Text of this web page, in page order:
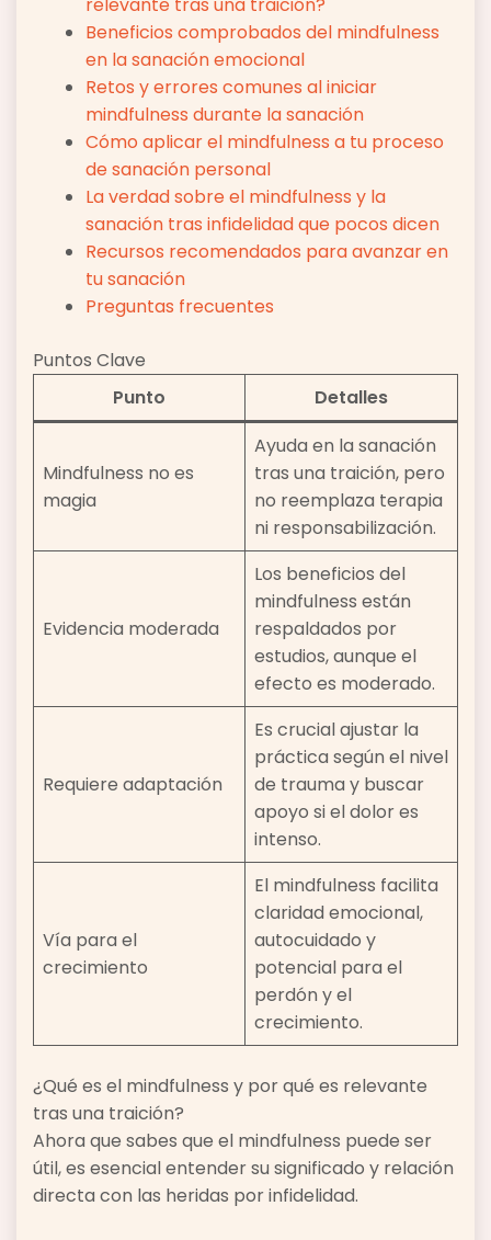
relevante tras una traición?
Beneficios comprobados del mindfulness
en la sanación emocional
Retos y errores comunes al iniciar
mindfulness durante la sanación
Cómo aplicar el mindfulness a tu proceso
de sanación personal
La verdad sobre el mindfulness y la
sanación tras infidelidad que pocos dicen
Recursos recomendados para avanzar en
tu sanación
Preguntas frecuentes
Puntos Clave
Punto
Detalles
Mindfulness no es
magia
Ayuda en la sanación
tras una traición, pero
no reemplaza terapia
ni responsabilización.
Evidencia moderada
Los beneficios del
mindfulness están
respaldados por
estudios, aunque el
efecto es moderado.
Requiere adaptación
Es crucial ajustar la
práctica según el nivel
de trauma y buscar
apoyo si el dolor es
intenso.
Vía para el
crecimiento
El mindfulness facilita
claridad emocional,
autocuidado y
potencial para el
perdón y el
crecimiento.
¿Qué es el mindfulness y por qué es relevante
tras una traición?
Ahora que sabes que el mindfulness puede ser
útil, es esencial entender su significado y relación
directa con las heridas por infidelidad.